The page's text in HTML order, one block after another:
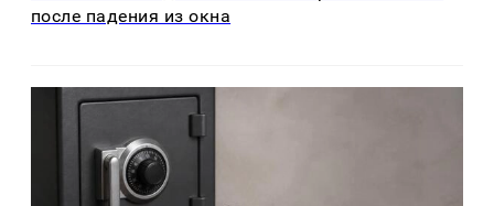
после падения из окна